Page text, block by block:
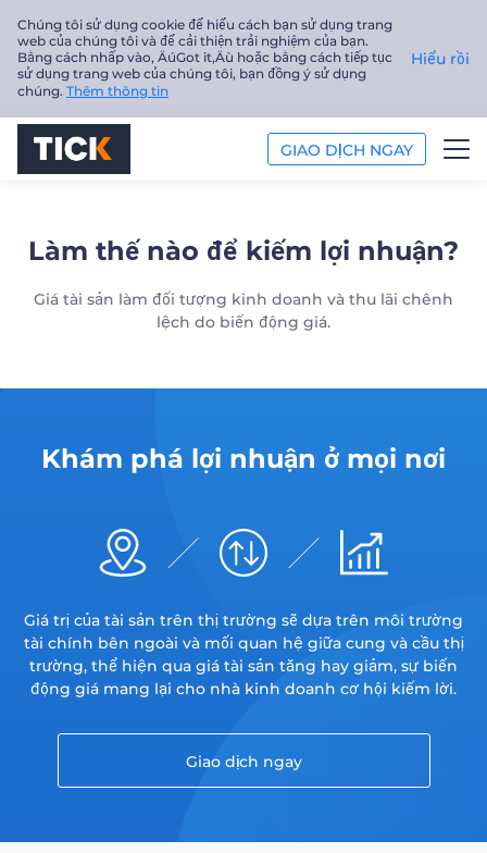
Chúng tôi sử dụng cookie để hiểu cách bạn sử dụng trang
web của chúng tôi và để cải thiện trải nghiệm của bạn.
Bằng cách nhấp vào‚ ÄúGot it‚Äù hoặc bằng cách tiếp tục
sử dụng trang web của chúng tôi, bạn đồng ý sử dụng
chúng. Thêm thông tin
Hiểu rồi
GIAO DỊCH NGAY
NỀN TẢNG
Trader
Làm thế nào để kiếm lợi nhuận?
Giá tài sản làm đối tượng kinh doanh và thu lãi chênh
lệch do biến động giá.
Khám phá lợi nhuận ở mọi nơi
Giá trị của tài sản trên thị trường sẽ dựa trên môi trường
tài chính bên ngoài và mối quan hệ giữa cung và cầu thị
trường, thể hiện qua giá tài sản tăng hay giảm, sự biến
động giá mang lại cho nhà kinh doanh cơ hội kiếm lời.
Giao dịch ngay